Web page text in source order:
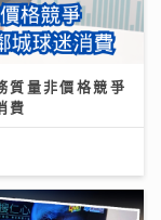
質量非價格競爭
費